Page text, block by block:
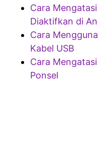
Cara
Diaktifkan di
Cara
Kabel USB
Cara
Ponsel